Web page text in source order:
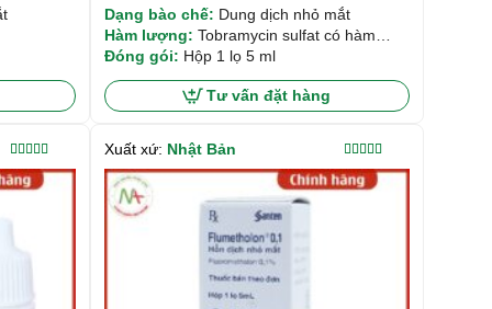
Dạng bào chế: Dung dịch nhỏ mắt
Hàm lượng: Tobramycin sulfat có hàm
lượng khoảng 15mg. Dexamethason có
hàm lượng 5mg.
Đóng gói: Hộp 1 lọ 5 ml
Tư vấn đặt hàng
Được xếp
hạng5.00
sao
Được xếp
hạng5.00
sao
Xuất xứ: Nhật Bản